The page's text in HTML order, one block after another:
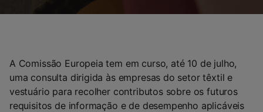
A Comissão Europeia tem em curso, até 10 de julho,
uma consulta dirigida às empresas do setor têxtil e
vestuário para recolher contributos sobre os futuros
requisitos de informação e de desempenho aplicáveis